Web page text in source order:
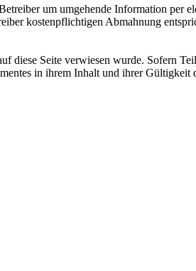
um umgehende Information
kostenpflichtigen Abmahnung
diese Seite verwiesen wurde. Sofern
in ihrem Inhalt und ihrer Gültigkeit